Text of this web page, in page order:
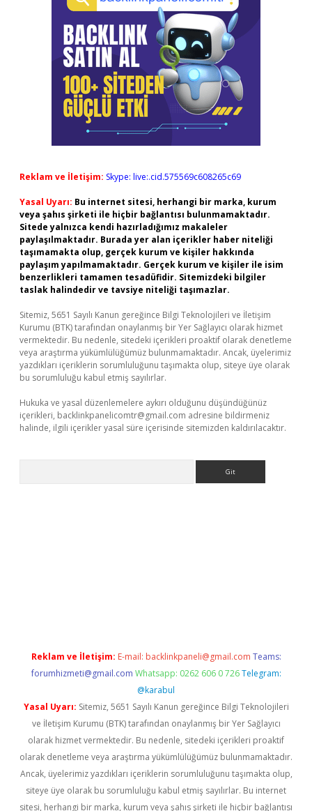
Reklam ve İletişim: Skype: live:.cid.575569c608265c69
Yasal Uyarı: Bu internet sitesi, herhangi bir marka, kurum
veya şahıs şirketi ile hiçbir bağlantısı bulunmamaktadır.
Sitede yalnızca kendi hazırladığımız makaleler
paylaşılmaktadır. Burada yer alan içerikler haber niteliği
taşımamakta olup, gerçek kurum ve kişiler hakkında
paylaşım yapılmamaktadır. Gerçek kurum ve kişiler ile isim
benzerlikleri tamamen tesadüfidir. Sitemizdeki bilgiler
taslak halindedir ve tavsiye niteliği taşımazlar.
Sitemiz, 5651 Sayılı Kanun gereğince Bilgi Teknolojileri ve İletişim
Kurumu (BTK) tarafından onaylanmış bir Yer Sağlayıcı olarak hizmet
vermektedir. Bu nedenle, sitedeki içerikleri proaktif olarak denetleme
veya araştırma yükümlülüğümüz bulunmamaktadır. Ancak, üyelerimiz
yazdıkları içeriklerin sorumluluğunu taşımakta olup, siteye üye olarak
bu sorumluluğu kabul etmiş sayılırlar.
Hukuka ve yasal düzenlemelere aykırı olduğunu düşündüğünüz
içerikleri, backlinkpanelicomtr@gmail.com adresine bildirmeniz
halinde, ilgili içerikler yasal süre içerisinde sitemizden kaldırılacaktır.
Reklam ve İletişim: E-mail: backlinkpaneli@gmail.com Teams:
forumhizmeti@gmail.com Whatsapp: 0262 606 0 726 Telegram:
@karabul
Yasal Uyarı: Sitemiz, 5651 Sayılı Kanun gereğince Bilgi Teknolojileri
ve İletişim Kurumu (BTK) tarafından onaylanmış bir Yer Sağlayıcı
olarak hizmet vermektedir. Bu nedenle, sitedeki içerikleri proaktif
olarak denetleme veya araştırma yükümlülüğümüz bulunmamaktadır.
Ancak, üyelerimiz yazdıkları içeriklerin sorumluluğunu taşımakta olup,
siteye üye olarak bu sorumluluğu kabul etmiş sayılırlar. Bu internet
sitesi, herhangi bir marka, kurum veya şahıs şirketi ile hiçbir bağlantısı